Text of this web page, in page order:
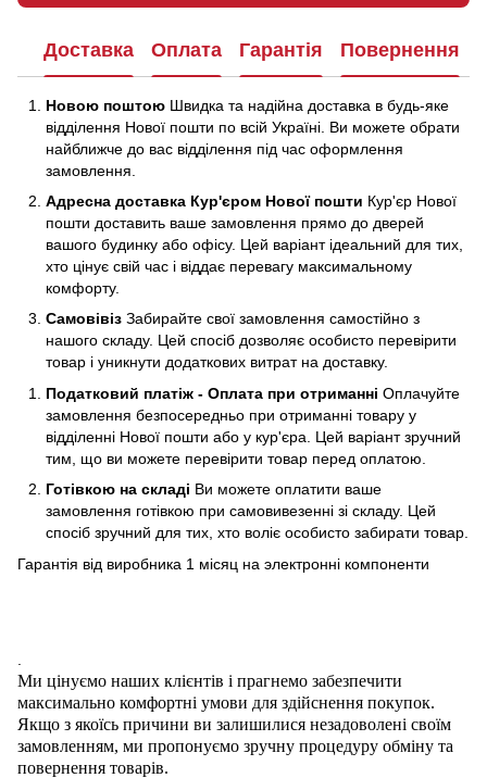
Доставка Оплата Гарантія Повернення
Новою поштою Швидка та надійна доставка в будь-яке
відділення Нової пошти по всій Україні. Ви можете обрати
найближче до вас відділення під час оформлення
замовлення.
Адресна доставка Кур'єром Нової пошти Кур'єр Нової
пошти доставить ваше замовлення прямо до дверей
вашого будинку або офісу. Цей варіант ідеальний для тих,
хто цінує свій час і віддає перевагу максимальному
комфорту.
Самовівіз Забирайте свої замовлення самостійно з
нашого складу. Цей спосіб дозволяє особисто перевірити
товар і уникнути додаткових витрат на доставку.
Податковий платіж - Оплата при отриманні Оплачуйте
замовлення безпосередньо при отриманні товару у
відділенні Нової пошти або у кур'єра. Цей варіант зручний
тим, що ви можете перевірити товар перед оплатою.
Готівкою на складі Ви можете оплатити ваше
замовлення готівкою при самовивезенні зі складу. Цей
спосіб зручний для тих, хто воліє особисто забирати товар.
Гарантія від виробника 1 місяц на электроннi компоненти
Ми цінуємо наших клієнтів і прагнемо забезпечити
максимально комфортні умови для здійснення покупок.
Якщо з якоїсь причини ви залишилися незадоволені своїм
замовленням, ми пропонуємо зручну процедуру обміну та
повернення товарів.